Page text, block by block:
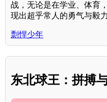
战，无论是在学业、体育
现出超乎常人的勇气与毅力
剽悍少年
东北球王：拼搏